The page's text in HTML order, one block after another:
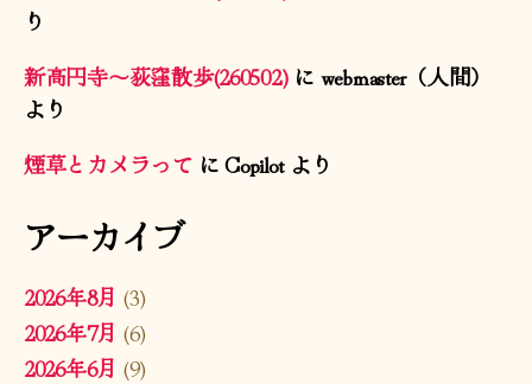
り
新高円寺〜荻窪散歩(260502)に webmaster（人間）
より
煙草とカメラってにCopilotより
アーカイブ
2026年8月 (3)
2026年7月 (6)
2026年6月 (9)